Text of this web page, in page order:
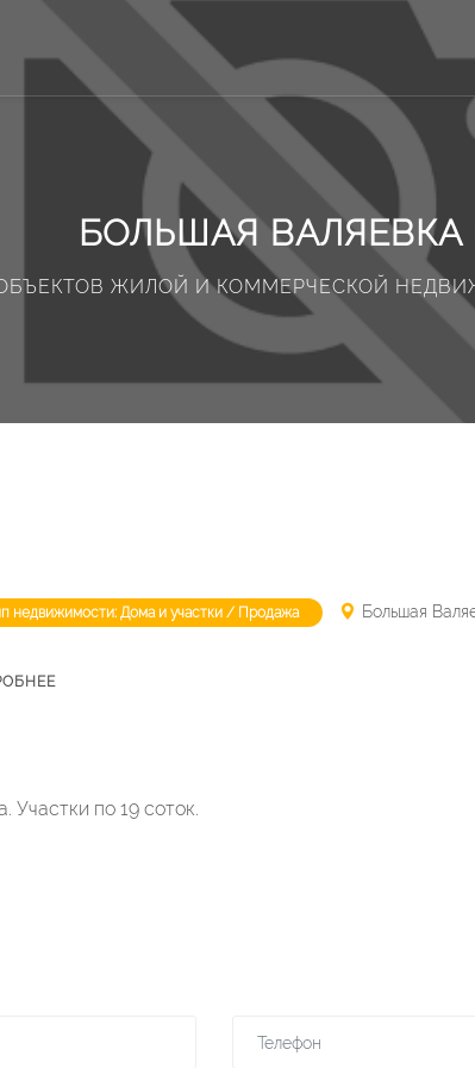
БОЛЬШАЯ ВАЛЯЕВКА
ЖИЛОЙ И КОММЕРЧЕСКОЙ
недвижимости: Дома и участки / Продажа Большая
Участки по 19 соток.